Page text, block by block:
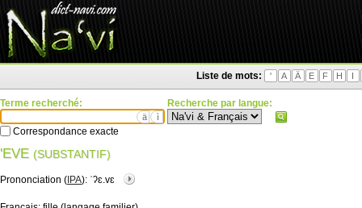
Liste de mots: ' A Ä E F H I
Terme recherché:
ä ì
Correspondance exacte
Recherche par langue:
'EVE (SUBSTANTIF)
Prononciation ( IPA): ˈʔɛ.vɛ